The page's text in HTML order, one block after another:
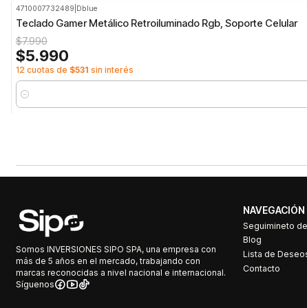
4710007732489 Dblue
Teclado Gamer Metálico Retroiluminado Rgb, Soporte Celular
$7.990
$5.990
12 cuotas de $531 sin interés
Cantidad
Somos INVERSIONES SIPO SPA, una empresa con
más de 5 años en el mercado, trabajando con
marcas reconocidas a nivel nacional e internacional.
Síguenos
NAVEGACIÓN
Seguimineto
Blog
Lista de
Contacto